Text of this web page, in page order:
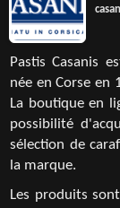
Pastis Casanis
née en Corse en
La boutique en
possibilité
sélection de
la marque.
Les produits